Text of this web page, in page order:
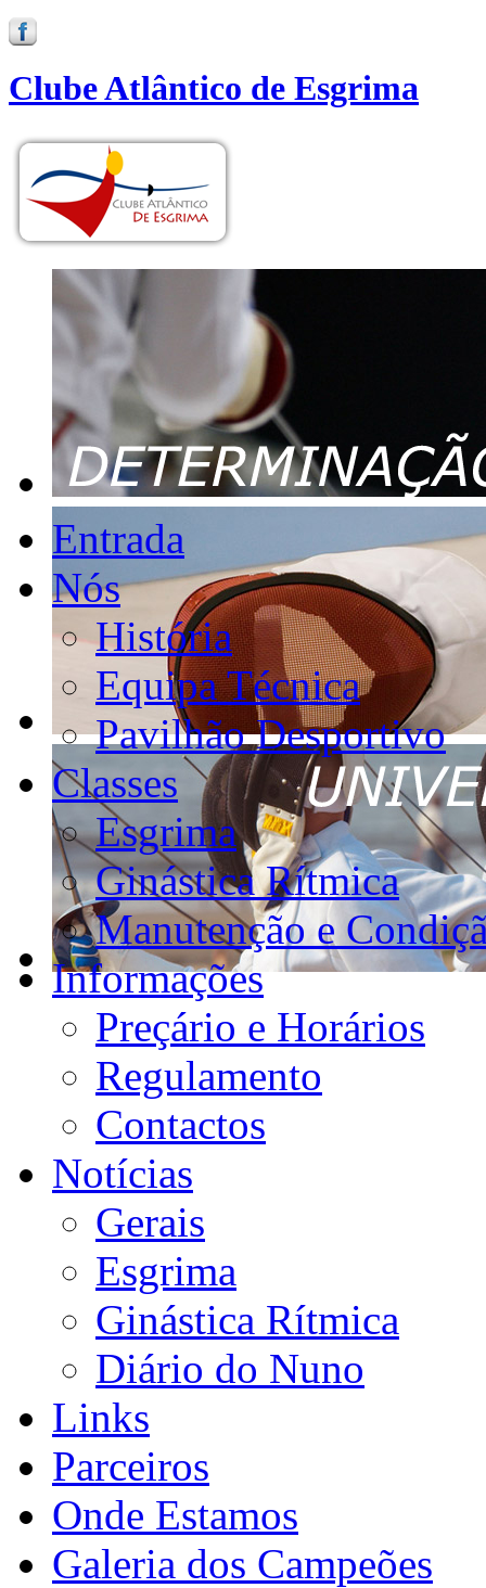
Clube Atlântico de Esgrima
Entrada
Nós
História
Equipa Técnica
Pavilhão Desportivo
Classes
Esgrima
Ginástica Rítmica
Manutenção e
Informações
Preçário e Horários
Regulamento
Contactos
Notícias
Gerais
Esgrima
Ginástica Rítmica
Diário do Nuno
Links
Parceiros
Onde Estamos
Galeria dos Campeões